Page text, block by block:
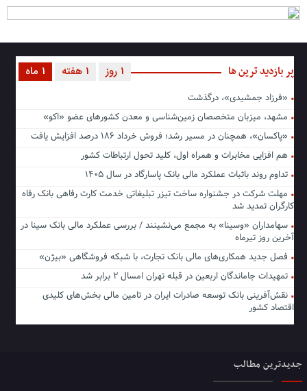
پر بازدید ترین ها 1 ماه 1 هفته 1 روز
«فرزاد جمشیدی»، درگذشت
مشهد، میزبان متخصصان زمین‌شناسی و معدن کشورهای عضو «اکو»
«پاکسان»، همچنان در مسیر رشد؛ فروش خرداد ۱۸۶ درصد افزایش یافت
هم افزایی مخابرات و همراه اول، کلید تحول ارتباطات کشور
تداوم روند باثبات عملکرد مالی بانک پاسارگاد در سال ۱۴۰۵
مهلت شرکت در جشنواره ساخت تیزر تبلیغاتی خدمت کارت رفاهی بانک رفاه
کارگران تمدید شد
سهامداران «وسینا» به مجمع می‌نشینند / بررسی عملکرد مالی بانک سینا در
آخرین روز تیرماه
فصل جدید همکاری‌های مالی بانک تجارت، با شبکه فروشگاهی «بیژن»
تمهیدات جاماندگان اربعین در قبله تهران امسال ۲ برابر شد
نقش‌آفرینی بانک توسعه صادرات ایران در تامین مالی بخش‌های کلیدی
اقتصاد کشور
جدیدترین مطالب